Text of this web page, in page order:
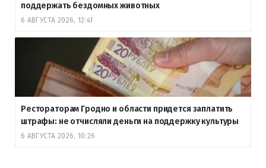
поддержать бездомных животных
6 АВГУСТА 2026, 12:41
Рестораторам Гродно и области придется заплатить
штрафы: не отчисляли деньги на поддержку культуры
6 АВГУСТА 2026, 10:26